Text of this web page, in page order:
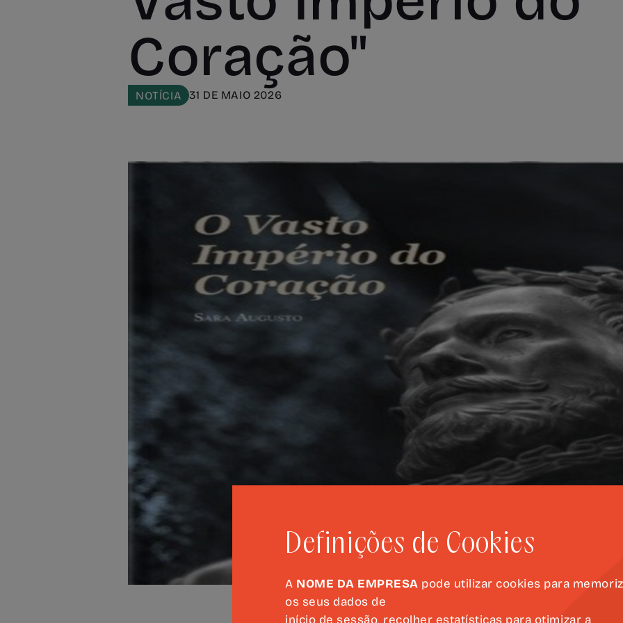
Coração"
NOTÍCIA 31 DE MAIO 2026
Definições de Cookies
A NOME DA EMPRESA pode utilizar cookies para
os seus dados de
início de sessão, recolher estatísticas para otimizar a